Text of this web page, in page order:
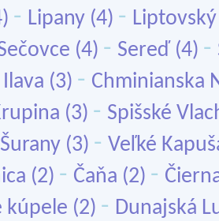
- Lipany (4) -
(4) - Sereď (4) -
Ilava (3) - Chminianska
(3) - Spišské
Šurany (3) - Veľké
(2) - Čaňa (2) -
kúpele (2) - Dunajská